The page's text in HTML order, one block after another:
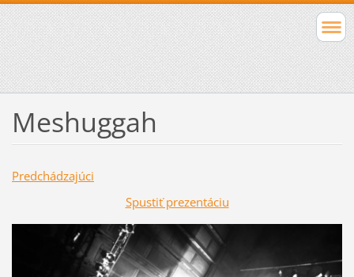
Meshuggah
Predchádzajúci
Spustiť prezentáciu